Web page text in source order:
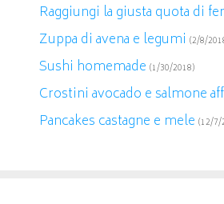
Raggiungi la giusta quota di
Zuppa di avena e legumi (2/8/
Sushi homemade (1/30/2018)
Crostini avocado e salmone
Pancakes castagne e mele (12/7/